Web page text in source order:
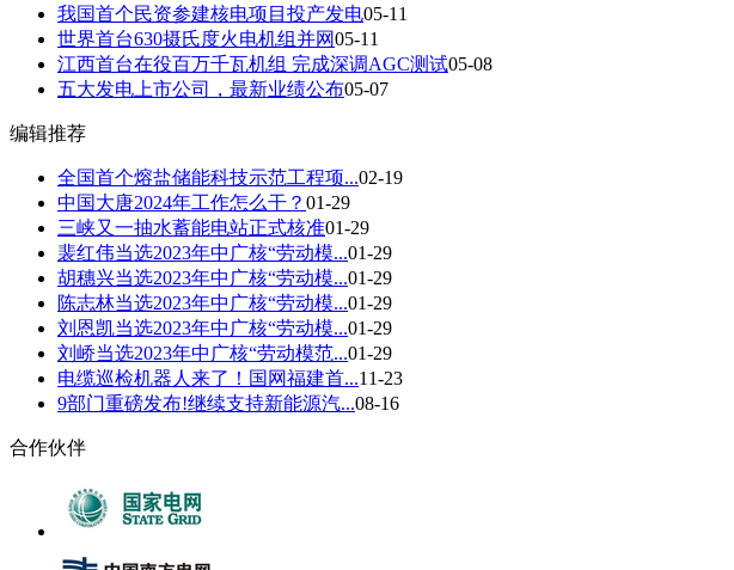
我国首个民资参建核电项目投产发电05-11
世界首台630摄氏度火电机组并网05-11
江西首台在役百万千瓦机组 完成深调AGC测试05-08
五大发电上市公司，最新业绩公布05-07
编辑推荐
全国首个熔盐储能科技示范工程项...02-19
中国大唐2024年工作怎么干？ 01-29
三峡又一抽水蓄能电站正式核准01-29
裴红伟当选2023年中广核“劳动模...01-29
胡穗兴当选2023年中广核“劳动模...01-29
陈志林当选2023年中广核“劳动模...01-29
刘恩凯当选2023年中广核“劳动模...01-29
刘峤当选2023年中广核“劳动模范...01-29
电缆巡检机器人来了！国网福建首...11-23
9部门重磅发布!继续支持新能源汽...08-16
合作伙伴